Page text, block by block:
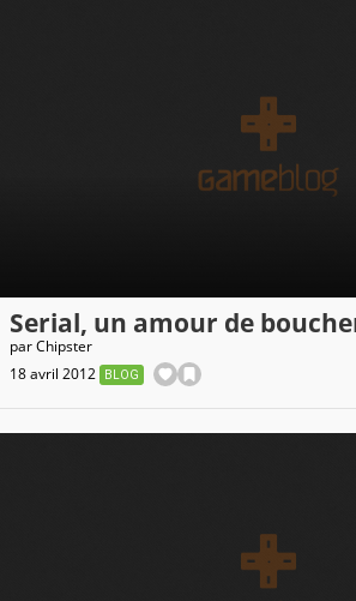
Serial, un amour de
parChipster
18 avril 2012
BLOG